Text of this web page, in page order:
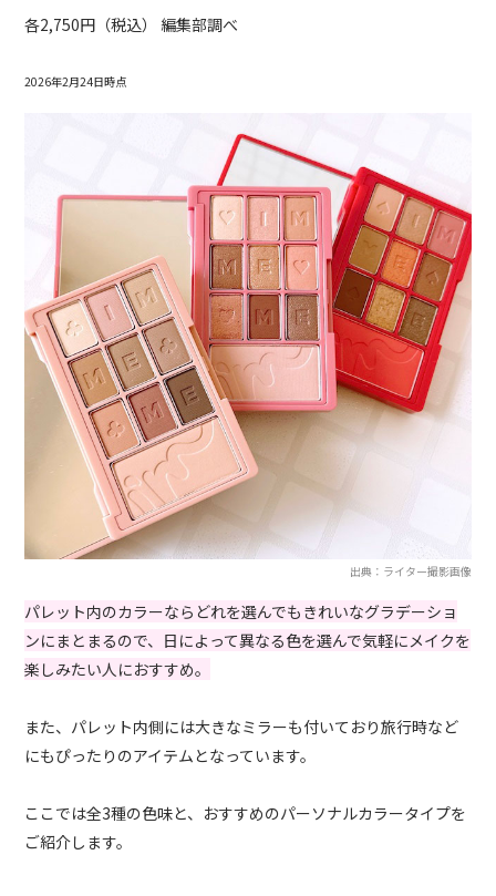
各2,750円（税込） 編集部調べ
2026年2月24日時点
出典：ライター撮影画像
パレット内のカラーならどれを選んでもきれいなグラデーショ
ンにまとまるので、日によって異なる色を選んで気軽にメイクを
楽しみたい人におすすめ。
また、パレット内側には大きなミラーも付いており旅行時など
にもぴったりのアイテムとなっています。
ここでは全3種の色味と、おすすめのパーソナルカラータイプを
ご紹介します。